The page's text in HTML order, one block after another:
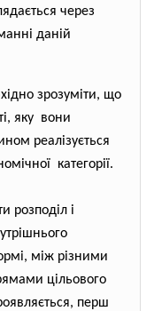
через
даній
зрозуміти, що
яку вони
реалізується
категорії.
розподіл і
між різними
цільового
перш